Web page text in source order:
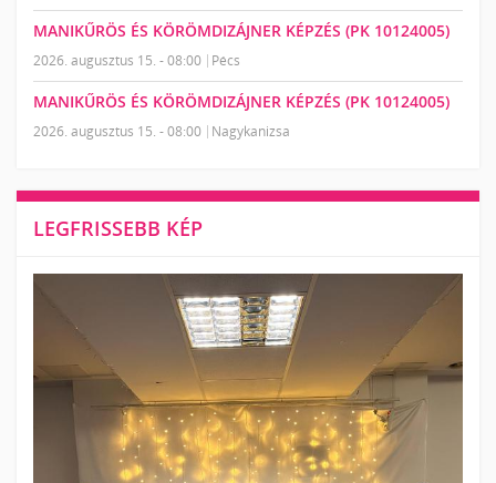
MANIKŰRÖS ÉS KÖRÖMDIZÁJNER KÉPZÉS (PK 10124005)
2026. augusztus 15. - 08:00 Pécs
MANIKŰRÖS ÉS KÖRÖMDIZÁJNER KÉPZÉS (PK 10124005)
2026. augusztus 15. - 08:00 Nagykanizsa
LEGFRISSEBB KÉP